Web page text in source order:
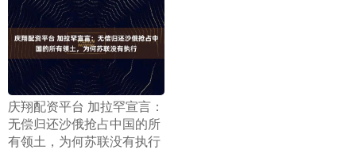
​庆翔配资平台 加拉罕宣言：
无偿归还沙俄抢占中国的所
有领土，为何苏联没有执行